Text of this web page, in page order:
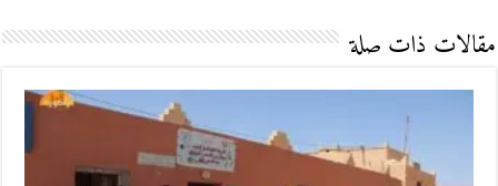
مقالات ذات صلة